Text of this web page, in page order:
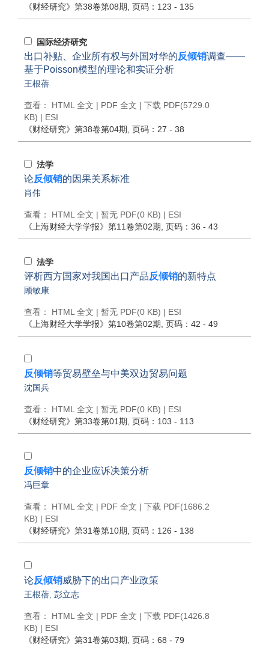
《财经研究》 第38卷第08期 , 页码：123 - 135
国际经济研究
出口补贴、企业所有权与外国对华的反倾销调查——
基于Poisson模型的理论和实证分析
王根蓓
查看： HTML 全文 | PDF 全文 | 下载 PDF(5729.0
KB) | ESI
《财经研究》 第38卷第04期 , 页码：27 - 38
法学
论反倾销的因果关系标准
肖伟
查看： HTML 全文 | 暂无 PDF(0 KB) | ESI
《上海财经大学学报》 第11卷第02期 , 页码：36 - 43
法学
评析西方国家对我国出口产品反倾销的新特点
顾敏康
查看： HTML 全文 | 暂无 PDF(0 KB) | ESI
《上海财经大学学报》 第10卷第02期 , 页码：42 - 49
反倾销等贸易壁垒与中美双边贸易问题
沈国兵
查看： HTML 全文 | 暂无 PDF(0 KB) | ESI
《财经研究》 第33卷第01期 , 页码：103 - 113
反倾销中的企业应诉决策分析
冯巨章
查看： HTML 全文 | PDF 全文 | 下载 PDF(1686.2
KB) | ESI
《财经研究》 第31卷第10期 , 页码：126 - 138
论反倾销威胁下的出口产业政策
王根蓓 彭立志
查看： HTML 全文 | PDF 全文 | 下载 PDF(1426.8
KB) | ESI
《财经研究》 第31卷第03期 , 页码：68 - 79